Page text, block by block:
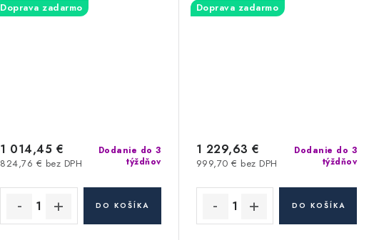
Doprava zadarmo
Dodanie do 3
týždňov
824,76 € bez DPH
1 014,45 €
DO KOŠÍKA
Doprava zadarmo
Dodanie do 3
týždňov
999,70 € bez DPH
1 229,63 €
DO KOŠÍKA